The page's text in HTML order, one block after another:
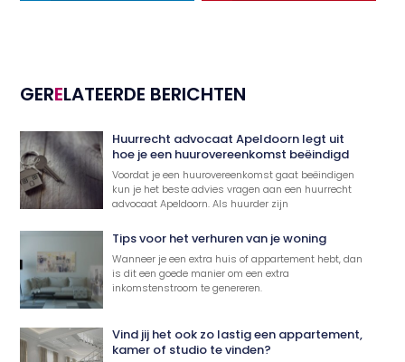
GERELATEERDE BERICHTEN
Huurrecht advocaat Apeldoorn legt uit
hoe je een huurovereenkomst beëindigd
Voordat je een huurovereenkomst gaat beëindigen
kun je het beste advies vragen aan een huurrecht
advocaat Apeldoorn. Als huurder zijn
Tips voor het verhuren van je woning
Wanneer je een extra huis of appartement hebt, dan
is dit een goede manier om een extra
inkomstenstroom te genereren.
Vind jij het ook zo lastig een appartement,
kamer of studio te vinden?